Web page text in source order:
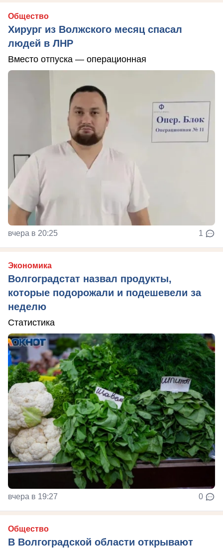
Общество
Хирург из Волжского месяц спасал
людей в ЛНР
Вместо отпуска — операционная
вчера в 20:25 1
Экономика
Волгоградстат назвал продукты,
которые подорожали и подешевели за
неделю
Статистика
вчера в 19:27 0
Общество
В Волгоградской области открывают